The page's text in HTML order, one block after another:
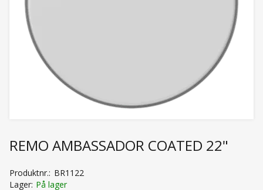
REMO AMBASSADOR COATED 22"
Produktnr. BR1122
Lager På lager